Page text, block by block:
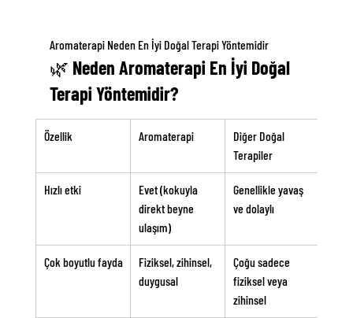
Aromaterapi Neden En İyi Doğal Terapi Yöntemidir
🌿 Neden Aromaterapi En İyi Doğal
Terapi Yöntemidir?
Özellik Aromaterapi
Diğer Doğal
Terapiler
Hızlı etki
Evet (kokuyla
direkt beyne
ulaşım)
Genellikle yavaş
ve dolaylı
Çok boyutlu fayda
Fiziksel, zihinsel,
duygusal
Çoğu sadece
fiziksel veya
zihinsel